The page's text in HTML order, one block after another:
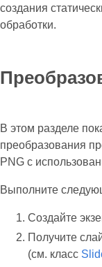
создания
обработки.
В этом разделе
преобразования
PNG с
Выполните
Создайте
Получите
(см. класс